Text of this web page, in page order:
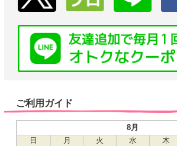
ご利用ガイド
8月
日
月 火 水 木